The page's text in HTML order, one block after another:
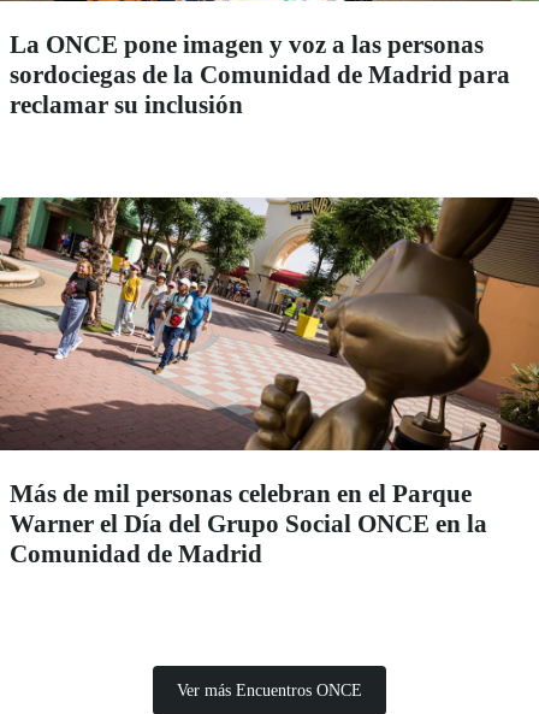
La ONCE pone imagen y voz a las personas
sordociegas de la Comunidad de Madrid para
reclamar su inclusión
Más de mil personas celebran en el Parque
Warner el Día del Grupo Social ONCE en la
Comunidad de Madrid
Ver más Encuentros ONCE